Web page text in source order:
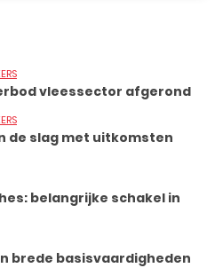
vleessector afgerond
de slag met uitkomsten
belangrijke schakel in
brede basisvaardigheden